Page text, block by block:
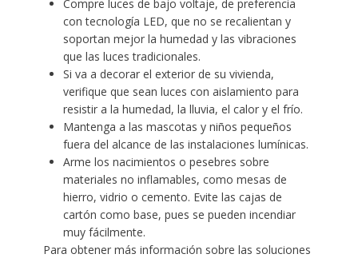
Compre luces de bajo voltaje, de preferencia
con tecnología LED, que no se recalientan y
soportan mejor la humedad y las vibraciones
que las luces tradicionales.
Si va a decorar el exterior de su vivienda,
verifique que sean luces con aislamiento para
resistir a la humedad, la lluvia, el calor y el frío.
Mantenga a las mascotas y niños pequeños
fuera del alcance de las instalaciones lumínicas.
Arme los nacimientos o pesebres sobre
materiales no inflamables, como mesas de
hierro, vidrio o cemento. Evite las cajas de
cartón como base, pues se pueden incendiar
muy fácilmente.
Para obtener más información sobre las soluciones